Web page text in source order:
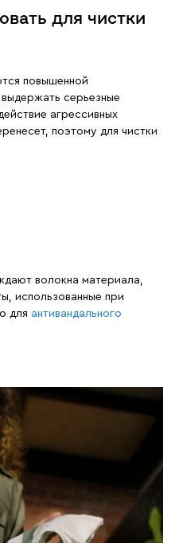
для чистки
повышенной
серьезные
агрессивных
поэтому для чистки
волокна материала,
использованные при
для антивандального